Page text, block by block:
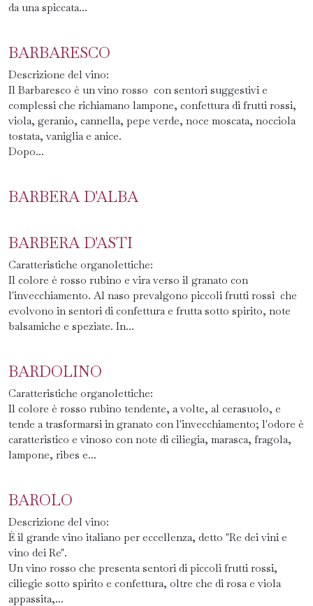
da una spiccata...
BARBARESCO
Descrizione del vino:
Il Barbaresco è un vino rosso con sentori suggestivi e
complessi che richiamano lampone, confettura di frutti rossi,
viola, geranio, cannella, pepe verde, noce moscata, nocciola
tostata, vaniglia e anice.
Dopo...
BARBERA D'ALBA
BARBERA D'ASTI
Caratteristiche organolettiche:
Il colore è rosso rubino e vira verso il granato con
l'invecchiamento. Al naso prevalgono piccoli frutti rossi che
evolvono in sentori di confettura e frutta sotto spirito, note
balsamiche e speziate. In...
BARDOLINO
Caratteristiche organolettiche:
Il colore è rosso rubino tendente, a volte, al cerasuolo, e
tende a trasformarsi in granato con l'invecchiamento; l'odore è
caratteristico e vinoso con note di ciliegia, marasca, fragola,
lampone, ribes e...
BAROLO
Descrizione del vino:
È il grande vino italiano per eccellenza, detto "Re dei vini e
vino dei Re".
Un vino rosso che presenta sentori di piccoli frutti rossi,
ciliegie sotto spirito e confettura, oltre che di rosa e viola
appassita,...